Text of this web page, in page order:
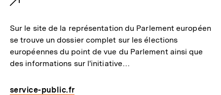
r
n
e
r
L
i
Sur le site de la représentation du Parlement européen
se trouve un dossier complet sur les élections
européennes du point de vue du Parlement ainsi que
des informations sur l'initiative…
service-public.fr